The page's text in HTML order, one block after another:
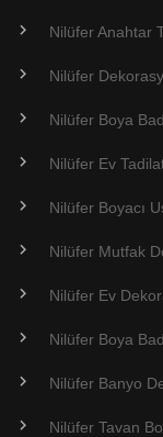
Nilüfer Anahtar
Nilüfer
Nilüfer Boya
Nilüfer Ev
Nilüfer Boyacı
Nilüfer Mutfak
Nilüfer Ev
Nilüfer Boya
Nilüfer Banyo
Nilüfer Tavan